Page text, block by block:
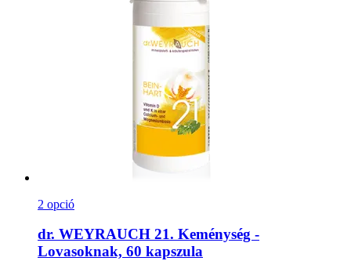
2 opció
dr. WEYRAUCH 21. Keménység -​
Lovasoknak, 60 kapszula